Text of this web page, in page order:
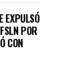
EXPULSÓ
POR
CON